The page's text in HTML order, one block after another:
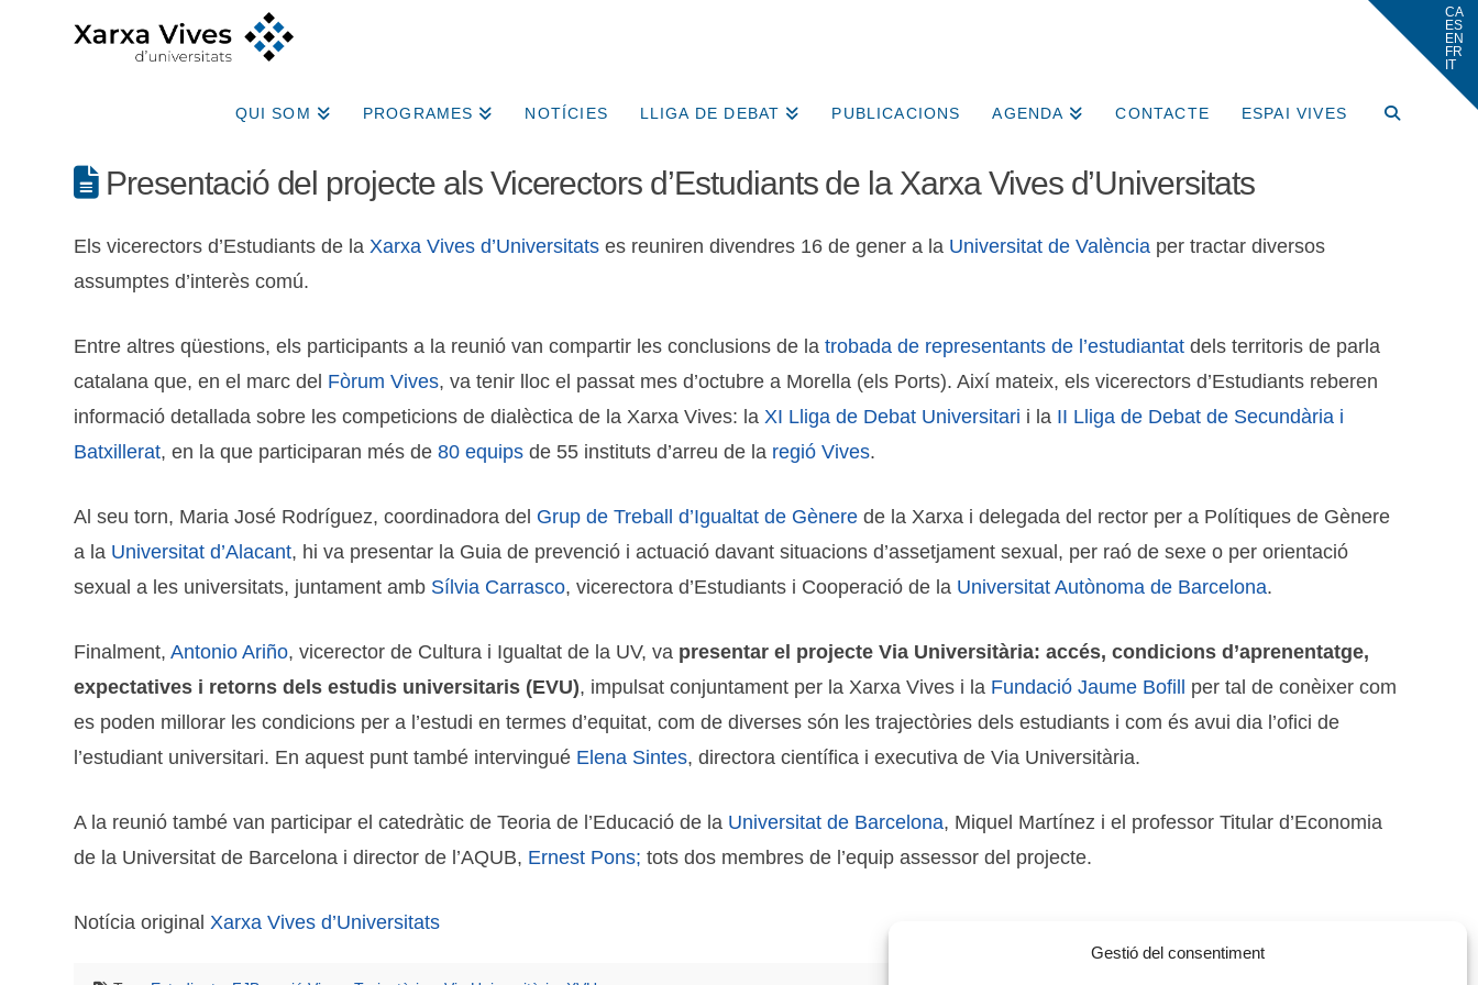
Gestió del consentiment
QUI SOM PROGRAMES NOTÍCIES LLIGA DE DEBAT PUBLICACIONS AGENDA CONTACTE ESPAI VIVES
Presentació del projecte als Vicerectors d’Estudiants de la Xarxa Vives d’Universitats
Els vicerectors d’Estudiants de laXarxa Vives d’Universitats es reuniren divendres 16 de gener a la Universitat de València per tractar diversos
assumptes d’interès comú.
Entre altres qüestions, els participants a la reunió van compartir les conclusions de latrobada de representants de l’estudiantat dels territoris de parla
catalana que, en el marc del Fòrum Vives, va tenir lloc el passat mes d’octubre a Morella (els Ports). Així mateix, els vicerectors d’Estudiants reberen
informació detallada sobre les competicions de dialèctica de la Xarxa Vives: laXI Lliga de Debat Universitari i la II Lliga de Debat de Secundària i
Batxillerat, en la que participaran més de80 equips de 55 instituts d’arreu de la regió Vives.
Al seu torn, Maria José Rodríguez, coordinadora del Grup de Treball d’Igualtat de Gènerede la Xarxa i delegada del rector per a Polítiques de Gènere
a la Universitat d’Alacant, hi va presentar la Guia de prevenció i actuació davant situacions d’assetjament sexual, per raó de sexe o per orientació
sexual a les universitats, juntament amb Sílvia Carrasco, vicerectora d’Estudiants i Cooperació de la Universitat Autònoma de Barcelona.
Finalment,Antonio Ariño, vicerector de Cultura i Igualtat de la UV, va presentar el projecte Via Universitària: accés, condicions d’aprenentatge,
expectatives i retorns dels estudis universitaris (EVU), impulsat conjuntament per la Xarxa Vives i la Fundació Jaume Bofill per tal de conèixer com
es poden millorar les condicions per a l’estudi en termes d’equitat, com de diverses són les trajectòries dels estudiants i com és avui dia l’ofici de
l’estudiant universitari. En aquest punt també intervingué Elena Sintes, directora científica i executiva de Via Universitària.
A la reunió també van participar el catedràtic de Teoria de l’Educació de la Universitat de Barcelona, Miquel Martínez i el professor Titular d’Economia
de la Universitat de Barcelona i director de l’AQUB, Ernest Pons; tots dos membres de l’equip assessor del projecte.
Notícia originalXarxa Vives d’Universitats